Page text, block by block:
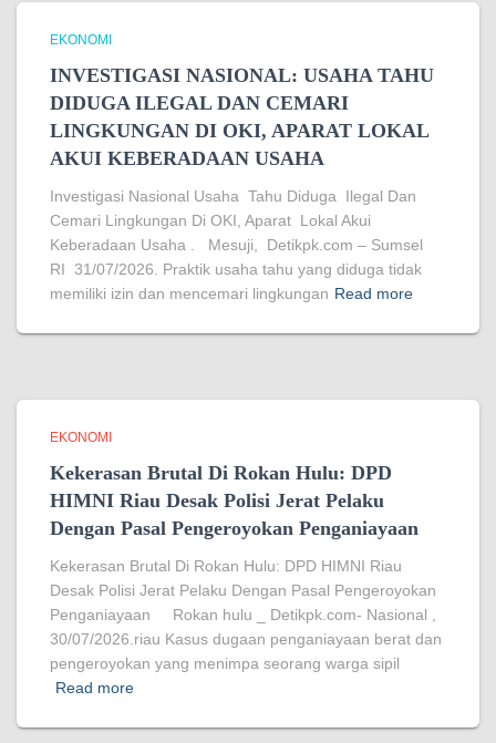
EKONOMI
INVESTIGASI NASIONAL: USAHA TAHU
DIDUGA ILEGAL DAN CEMARI
LINGKUNGAN DI OKI, APARAT LOKAL
AKUI KEBERADAAN USAHA
Investigasi Nasional Usaha Tahu Diduga Ilegal Dan
Cemari Lingkungan Di OKI, Aparat Lokal Akui
Keberadaan Usaha . Mesuji, Detikpk.com – Sumsel
RI 31/07/2026. Praktik usaha tahu yang diduga tidak
memiliki izin dan mencemari lingkungan Read more
EKONOMI
Kekerasan Brutal Di Rokan Hulu: DPD
HIMNI Riau Desak Polisi Jerat Pelaku
Dengan Pasal Pengeroyokan Penganiayaan
Kekerasan Brutal Di Rokan Hulu: DPD HIMNI Riau
Desak Polisi Jerat Pelaku Dengan Pasal Pengeroyokan
Penganiayaan Rokan hulu _ Detikpk.com- Nasional ,
30/07/2026.riau Kasus dugaan penganiayaan berat dan
pengeroyokan yang menimpa seorang warga sipil
Read more